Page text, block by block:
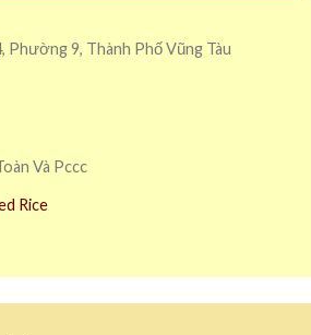
Phường 9, Thành Phố Vũng Tàu
Và Pccc
Rice